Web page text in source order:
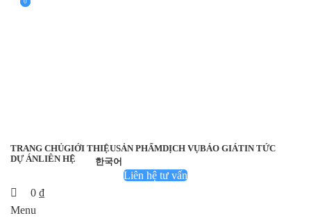
TRANG CHỦGIỚI THIỆUSẢN PHẨMDỊCH VỤBÁO GIÁTIN TỨC
DỰ ÁNLIÊN HỆ 한국어
Liên hệ tư vấn
0
0 ₫
Menu
0